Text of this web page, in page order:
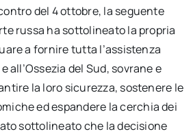
del 4 ottobre, la seguente
russa ha sottolineato la propria
a fornire tutta l’assistenza
all’Ossezia del Sud, sovrane e
la loro sicurezza, sostenere le
ed espandere la cerchia dei
sottolineato che la decisione